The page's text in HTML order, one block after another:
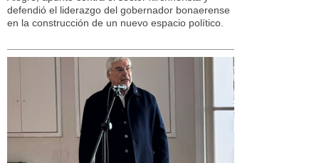
defendió el liderazgo del gobernador bonaerense
en la construcción de un nuevo espacio político.